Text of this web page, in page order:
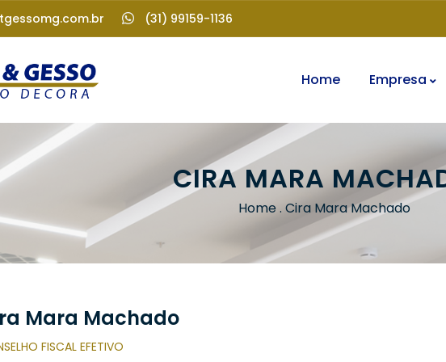
(31) 99159-1136
Home Empresa
CIRA MARA
Home.Cira Mara Machado
Mara Machado
FISCAL EFETIVO